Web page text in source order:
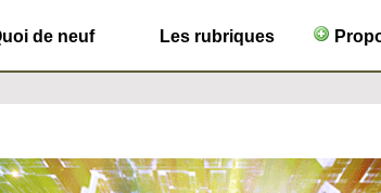
de neuf Les rubriques